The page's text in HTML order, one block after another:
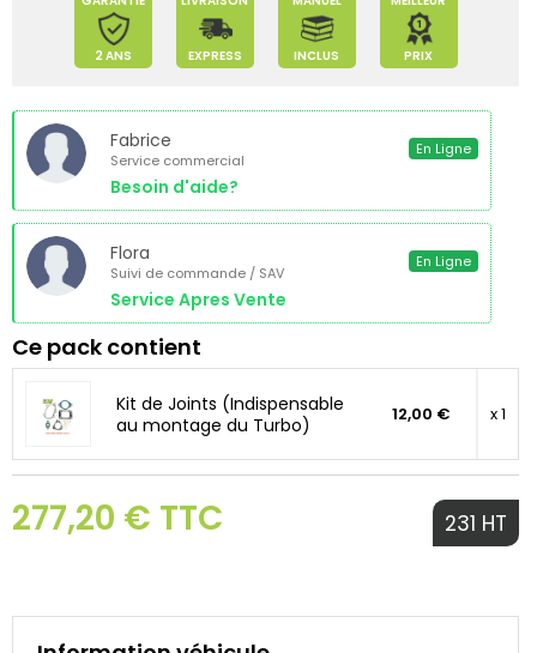
2 ANS EXPRESS INCLUS PRIX
Fabrice
Service commercial
Besoin d'aide?
En Ligne
Flora
Suivi de commande / SAV
Service Apres Vente
En Ligne
Ce pack contient
Kit de Joints (Indispensable
au montage du Turbo)
12,00 € x 1
277,20 € TTC 231 HT